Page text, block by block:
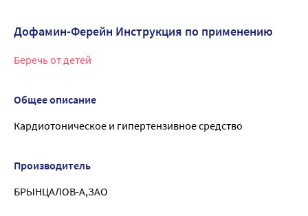
Дофамин-Ферейн Инструкция по применению
Беречь от детей
Общее описание
Кардиотоническое и гипертензивное средство
Производитель
БРЫНЦАЛОВ-А,ЗАО